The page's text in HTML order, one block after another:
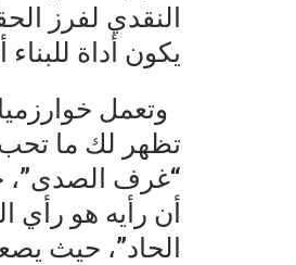
النقدي لفرز
يكون أداة
وتعمل
تظهر لك ما تحب
“غرف الصدى”،
أن رأيه هو رأي
الحاد”، حيث